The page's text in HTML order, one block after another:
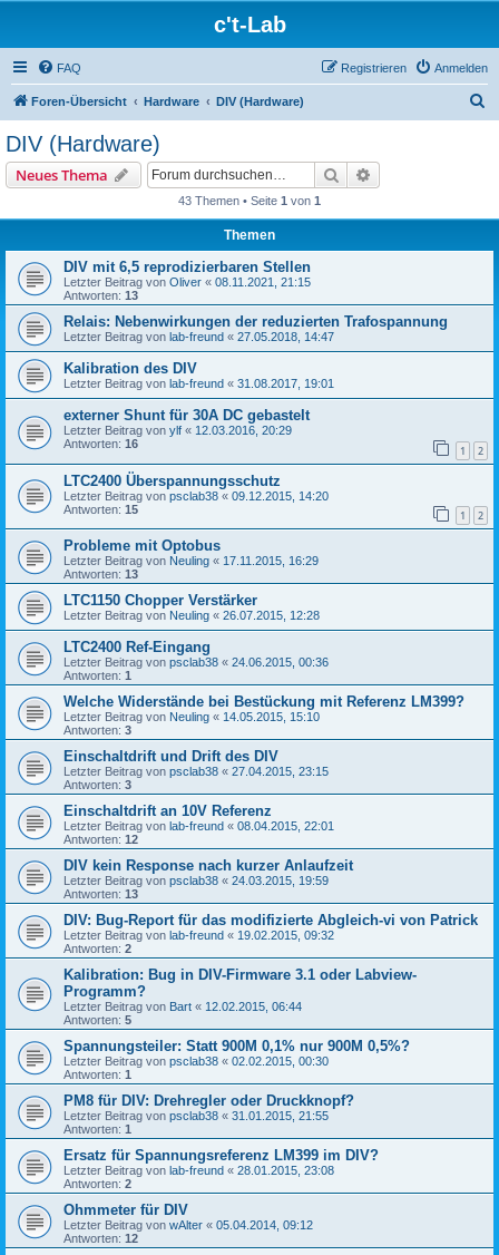
c't-Lab
FAQ Anmelden
Registrieren
Foren-Übersicht Hardware DIV (Hardware)
DIV (Hardware)
Neues Thema Suche
43 Themen • Seite 1 von 1
Themen
DIV mit 6,5 reprodizierbaren Stellen
Letzter Beitrag von Oliver « 08.11.2021, 21:15
Antworten: 13
Relais: Nebenwirkungen der reduzierten Trafospannung
Letzter Beitrag von lab-freund « 27.05.2018, 14:47
Kalibration des DIV
Letzter Beitrag von lab-freund « 31.08.2017, 19:01
externer Shunt für 30A DC gebastelt
Letzter Beitrag von ylf « 12.03.2016, 20:29
Antworten: 16 1 2
LTC2400 Überspannungsschutz
Letzter Beitrag von psclab38 « 09.12.2015, 14:20
Antworten: 15 1 2
Probleme mit Optobus
Letzter Beitrag von Neuling « 17.11.2015, 16:29
Antworten: 13
LTC1150 Chopper Verstärker
Letzter Beitrag von Neuling « 26.07.2015, 12:28
LTC2400 Ref-Eingang
Letzter Beitrag von psclab38 « 24.06.2015, 00:36
Antworten: 1
Welche Widerstände bei Bestückung mit Referenz LM399?
Letzter Beitrag von Neuling « 14.05.2015, 15:10
Antworten: 3
Einschaltdrift und Drift des DIV
Letzter Beitrag von psclab38 « 27.04.2015, 23:15
Antworten: 3
Einschaltdrift an 10V Referenz
Letzter Beitrag von lab-freund « 08.04.2015, 22:01
Antworten: 12
DIV kein Response nach kurzer Anlaufzeit
Letzter Beitrag von psclab38 « 24.03.2015, 19:59
Antworten: 13
DIV: Bug-Report für das modifizierte Abgleich-vi von Patrick
Letzter Beitrag von lab-freund « 19.02.2015, 09:32
Antworten: 2
Kalibration: Bug in DIV-Firmware 3.1 oder Labview-
Programm?
Letzter Beitrag von Bart « 12.02.2015, 06:44
Antworten: 5
Spannungsteiler: Statt 900M 0,1% nur 900M 0,5%?
Letzter Beitrag von psclab38 « 02.02.2015, 00:30
Antworten: 1
PM8 für DIV: Drehregler oder Druckknopf?
Letzter Beitrag von psclab38 « 31.01.2015, 21:55
Antworten: 1
Ersatz für Spannungsreferenz LM399 im DIV?
Letzter Beitrag von lab-freund « 28.01.2015, 23:08
Antworten: 2
Ohmmeter für DIV
Letzter Beitrag von wAlter « 05.04.2014, 09:12
Antworten: 12